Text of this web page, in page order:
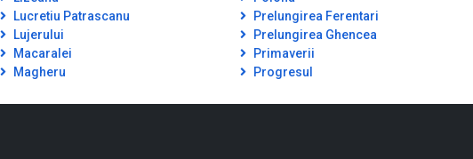
Lucretiu Patrascanu
Lujerului
Macaralei
Magheru
Prelungirea Ferentari
Prelungirea Ghencea
Primaverii
Progresul